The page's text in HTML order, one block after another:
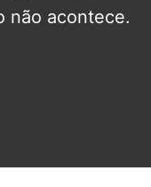
não acontece.